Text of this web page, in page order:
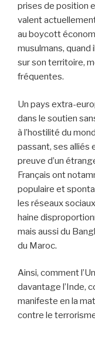
prises de position
valent
au boycott
musulmans, quand
sur son territoire,
fréquentes.
Un pays extra-
dans le soutien
à l’hostilité du
passant, ses alliés
preuve d’un
Français ont
populaire et
les réseaux
haine
mais aussi du
du Maroc.
Ainsi, comment
davantage l’Inde,
manifeste en la
contre le